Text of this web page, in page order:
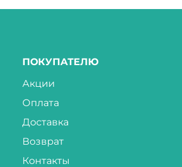
ПОКУПАТЕЛЮ
Акции
Оплата
Доставка
Возврат
Контакты